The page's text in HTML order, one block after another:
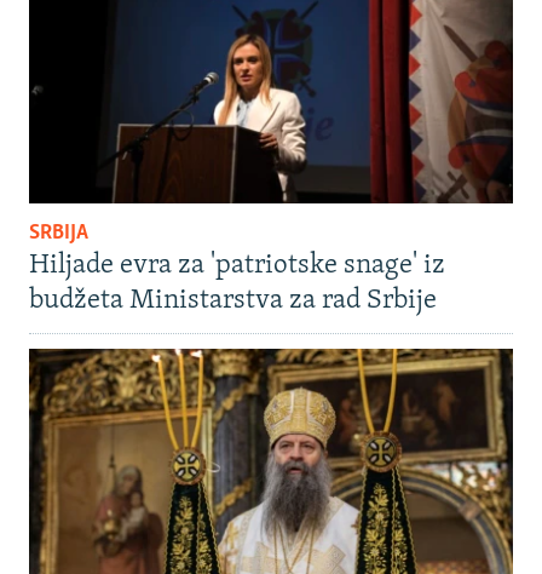
SRBIJA
Hiljade evra za 'patriotske snage' iz
budžeta Ministarstva za rad Srbije